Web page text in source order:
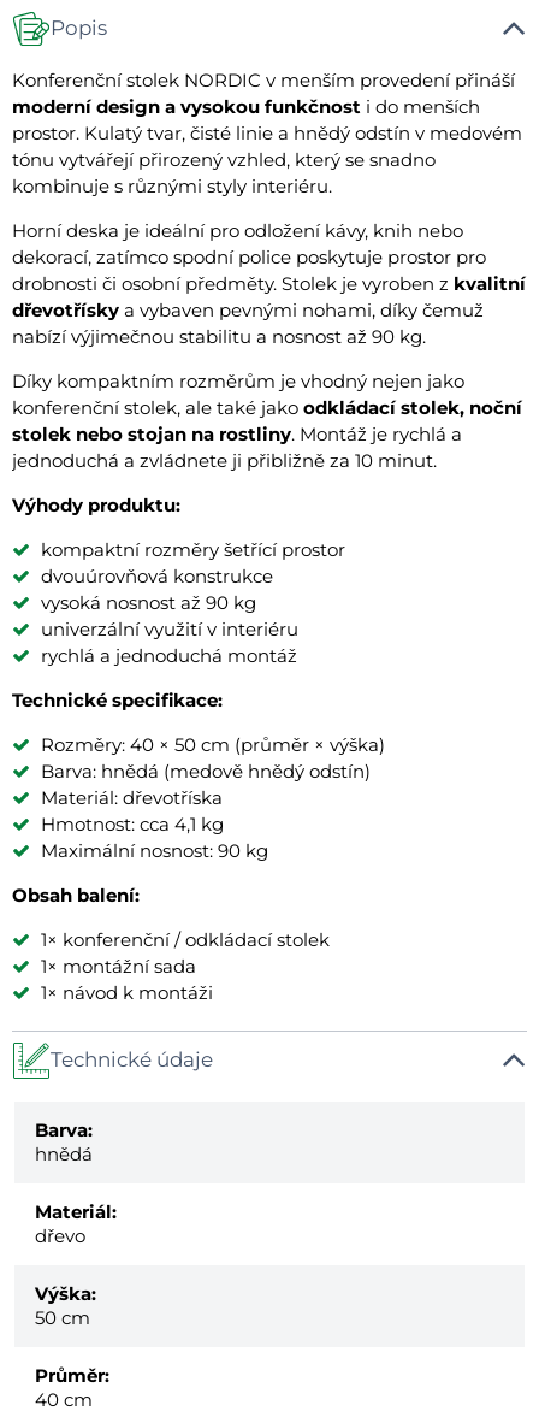
Popis
Konferenční stolek NORDIC v menším provedení přináší
moderní design a vysokou funkčnost i do menších
prostor. Kulatý tvar, čisté linie a hnědý odstín v medovém
tónu vytvářejí přirozený vzhled, který se snadno
kombinuje s různými styly interiéru.
Horní deska je ideální pro odložení kávy, knih nebo
dekorací, zatímco spodní police poskytuje prostor pro
drobnosti či osobní předměty. Stolek je vyroben z kvalitní
dřevotřísky a vybaven pevnými nohami, díky čemuž
nabízí výjimečnou stabilitu a nosnost až 90 kg.
Díky kompaktním rozměrům je vhodný nejen jako
konferenční stolek, ale také jako odkládací stolek, noční
stolek nebo stojan na rostliny. Montáž je rychlá a
jednoduchá a zvládnete ji přibližně za 10 minut.
Výhody produktu:
kompaktní rozměry šetřící prostor
dvouúrovňová konstrukce
vysoká nosnost až 90 kg
univerzální využití v interiéru
rychlá a jednoduchá montáž
Technické specifikace:
Rozměry: 40 × 50 cm (průměr × výška)
Barva: hnědá (medově hnědý odstín)
Materiál: dřevotříska
Hmotnost: cca 4,1 kg
Maximální nosnost: 90 kg
Obsah balení:
1× konferenční / odkládací stolek
1× montážní sada
1× návod k montáži
Technické údaje
Barva:
hnědá
Materiál:
dřevo
Výška:
50 cm
Průměr:
40 cm